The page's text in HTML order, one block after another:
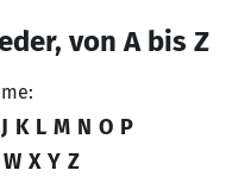
von A bis Z
J K L M N O P
W X Y Z